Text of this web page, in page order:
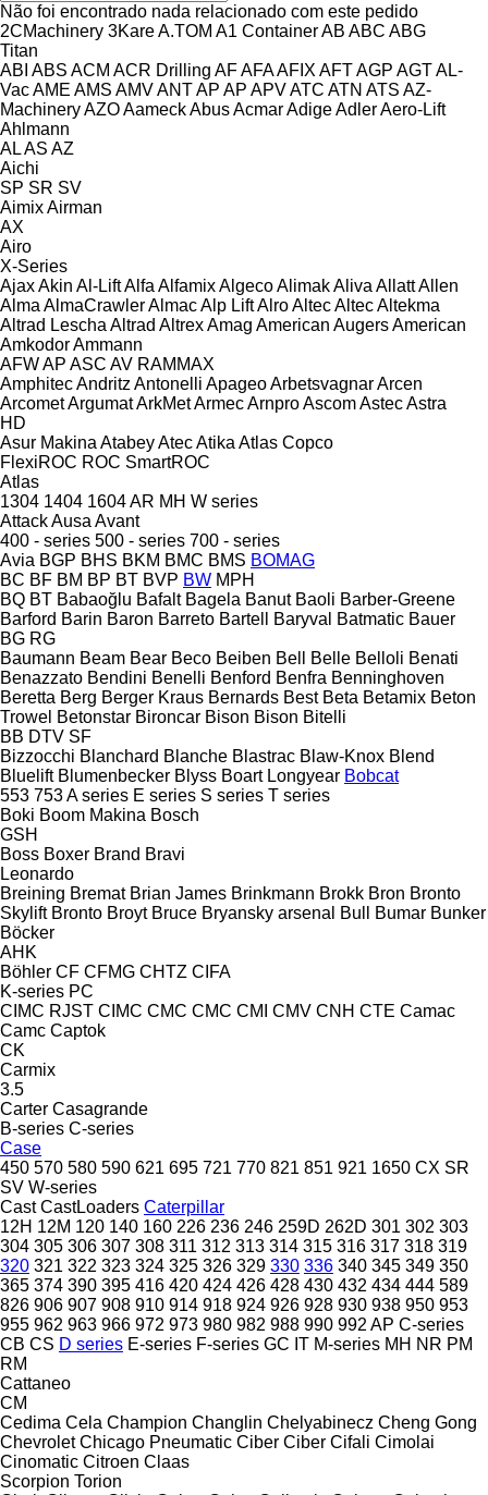
Não foi encontrado nada relacionado com este pedido
2CMachinery 3KareA.TOM A1 ContainerAB ABC ABG
Titan
ABI ABS ACM ACR Drilling AFAFAAFIX AFTAGP AGTAL-
VacAME AMS AMVANTAP AP APVATC ATN ATS AZ-
MachineryAZOAameckAbusAcmarAdigeAdlerAero-Lift
Ahlmann
ALAS AZ
Aichi
SP SR SV
AimixAirman
AX
Airo
X-Series
AjaxAkin Al-LiftAlfa AlfamixAlgecoAlimakAliva AllattAllen
Alma AlmaCrawlerAlmacAlp LiftAlroAltecAltecAltekma
Altrad Lescha Altrad AltrexAmag American AugersAmerican
AmkodorAmmann
AFWAP ASC AV RAMMAX
AmphitecAndritz Antonelli ApageoArbetsvagnarArcen
ArcometArgumatArkMetArmecArnproAscomAstecAstra
HD
Asur Makina AtabeyAtecAtika Atlas Copco
FlexiROC ROC SmartROC
Atlas
1304 1404 1604AR MH W series
AttackAusa Avant
400 - series 500 - series 700 - series
Avia BGP BHS BKM BMC BMS BOMAG
BC BF BM BP BT BVP BW MPH
BQ BT Babaoğlu Bafalt Bagela Banut Baoli Barber-Greene
Barford Barin Baron Barreto Bartell Baryval Batmatic Bauer
BG RG
Baumann Beam Bear Beco Beiben Bell Belle Belloli Benati
Benazzato Bendini Benelli Benford Benfra Benninghoven
Beretta Berg Berger Kraus Bernards Best Beta Betamix Beton
Trowel Betonstar Bironcar Bison Bison Bitelli
BB DTV SF
Bizzocchi Blanchard Blanche Blastrac Blaw-Knox Blend
Bluelift Blumenbecker Blyss Boart Longyear Bobcat
553 753A series E series S series T series
Boki Boom Makina Bosch
GSH
Boss Boxer Brand Bravi
Leonardo
Breining Bremat Brian James Brinkmann Brokk Bron Bronto
Skylift Bronto Broyt Bruce Bryansky arsenal Bull Bumar Bunker
Böcker
AHK
Böhler CF CFMG CHTZ CIFA
K-series PC
CIMC RJST CIMC CMC CMC CMI CMV CNH CTE Camac
Camc Captok
CK
Carmix
3.5
Carter Casagrande
B-series C-series
Case
450 570 580 590 621 695 721 770 821 851 921 1650 CX SR
SV W-series
Cast CastLoaders Caterpillar
12H 12M 120 140 160 226 236 246 259D 262D 301 302 303
304 305 306 307 308 311 312 313 314 315 316 317 318 319
320 321 322 323 324 325 326 329 330 336 340 345 349 350
365 374 390 395 416 420 424 426 428 430 432 434 444 589
826 906 907 908 910 914 918 924 926 928 930 938 950 953
955 962 963 966 972 973 980 982 988 990 992 AP C-series
CB CS D series E-series F-series GC IT M-series MH NR PM
RM
Cattaneo
CM
Cedima Cela Champion Changlin Chelyabinecz Cheng Gong
Chevrolet Chicago Pneumatic Ciber Ciber Cifali Cimolai
Cinomatic Citroen Claas
Scorpion Torion